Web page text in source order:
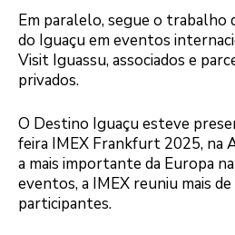
Em paralelo, segue o trabalho
do Iguaçu em eventos
Visit Iguassu, associados e
privados.
O Destino Iguaçu esteve
feira IMEX Frankfurt 2025, na
a mais importante da Europa
eventos, a IMEX reuniu mais
participantes.